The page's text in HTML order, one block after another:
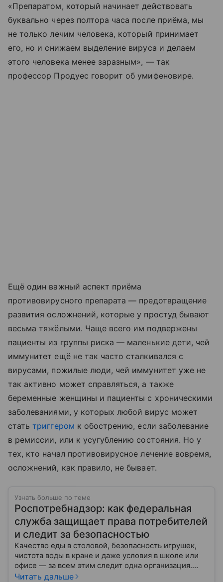
«Препаратом, который начинает действовать
буквально через полтора часа после приёма, мы
не только лечим человека, который принимает
его, но и снижаем выделение вируса и делаем
этого человека менее заразным», — так
профессор Продуес говорит об умифеновире.
Ещё один важный аспект приёма
противовирусного препарата — предотвращение
развития осложнений, которые у простуд бывают
весьма тяжёлыми. Чаще всего им подвержены
пациенты из группы риска — маленькие дети, чей
иммунитет ещё не так часто сталкивался с
вирусами, пожилые люди, чей иммунитет уже не
так активно может справляться, а также
беременные женщины и пациенты с хроническими
заболеваниями, у которых любой вирус может
статьтриггером к обострению, если заболевание
в ремиссии, или к усугублению состояния. Но у
тех, кто начал противовирусное лечение вовремя,
осложнений, как правило, не бывает.
Узнать больше по теме
Роспотребнадзор: как федеральная
служба защищает права потребителей
и следит за безопасностью
Качество еды в столовой, безопасность игрушек,
чистота воды в кране и даже условия в школе или
офисе — за всем этим следит одна организация.
Роспотребнадзор — федеральная служба, которая
Читать дальше